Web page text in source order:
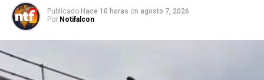
Publicado Hace 10 horas on agosto 7, 2026
Por Notifalcon